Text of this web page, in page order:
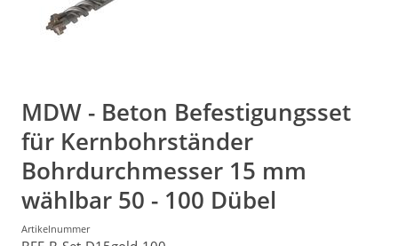
MDW - Beton Befestigungsset
für Kernbohrständer
Bohrdurchmesser 15 mm
wählbar 50 - 100 Dübel
Artikelnummer